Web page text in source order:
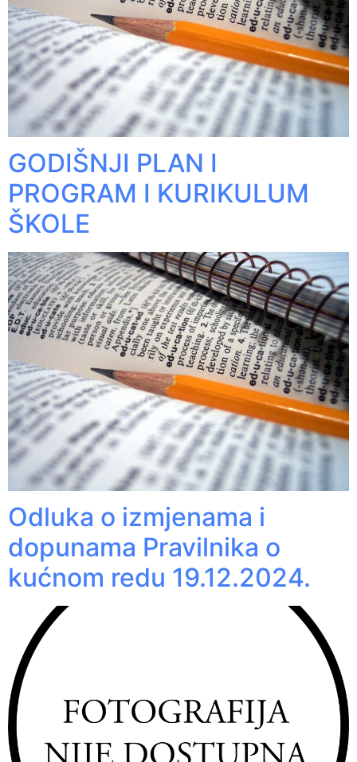
GODIŠNJI PLAN I
PROGRAM I KURIKULUM
ŠKOLE
Odluka o izmjenama i
dopunama Pravilnika o
kućnom redu 19.12.2024.